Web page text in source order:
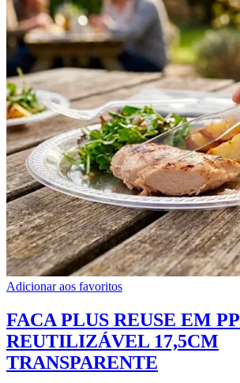
Adicionar aos favoritos
FACA PLUS REUSE EM PP
REUTILIZÁVEL 17,5CM
TRANSPARENTE